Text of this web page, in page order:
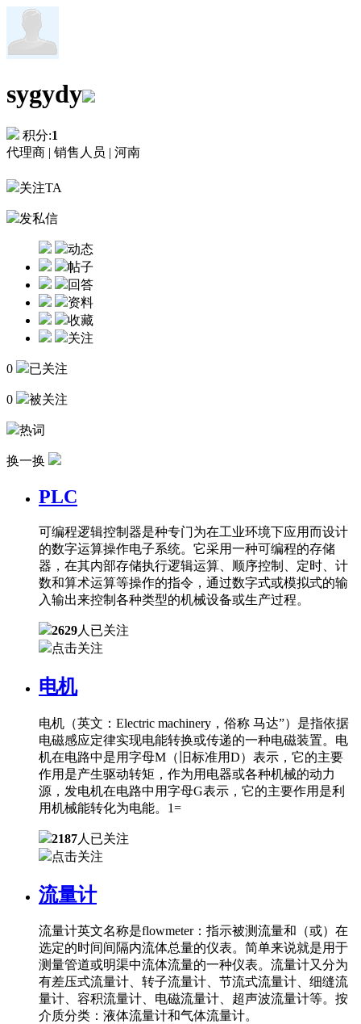
sygydy
积分:1
代理商 | 销售人员 | 河南
关注TA
发私信
动态
帖子
回答
资料
收藏
关注
0 已关注
0 被关注
热词
换一换
PLC
可编程逻辑控制器是种专门为在工业环境下应用而设计
的数字运算操作电子系统。它采用一种可编程的存储
器，在其内部存储执行逻辑运算、顺序控制、定时、计
数和算术运算等操作的指令，通过数字式或模拟式的输
入输出来控制各种类型的机械设备或生产过程。
2629人已关注
点击关注
电机
电机（英文：Electric machinery，俗称 马达”）是指依据
电磁感应定律实现电能转换或传递的一种电磁装置。电
机在电路中是用字母M（旧标准用D）表示，它的主要
作用是产生驱动转矩，作为用电器或各种机械的动力
源，发电机在电路中用字母G表示，它的主要作用是利
用机械能转化为电能。1=
2187人已关注
点击关注
流量计
流量计英文名称是flowmeter：指示被测流量和（或）在
选定的时间间隔内流体总量的仪表。简单来说就是用于
测量管道或明渠中流体流量的一种仪表。流量计又分为
有差压式流量计、转子流量计、节流式流量计、细缝流
量计、容积流量计、电磁流量计、超声波流量计等。按
介质分类：液体流量计和气体流量计。